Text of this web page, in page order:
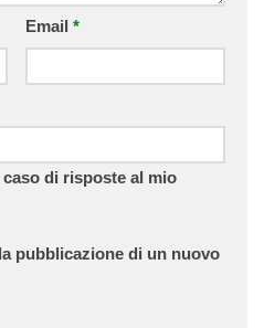
Email *
di risposte al mio
pubblicazione di un nuovo